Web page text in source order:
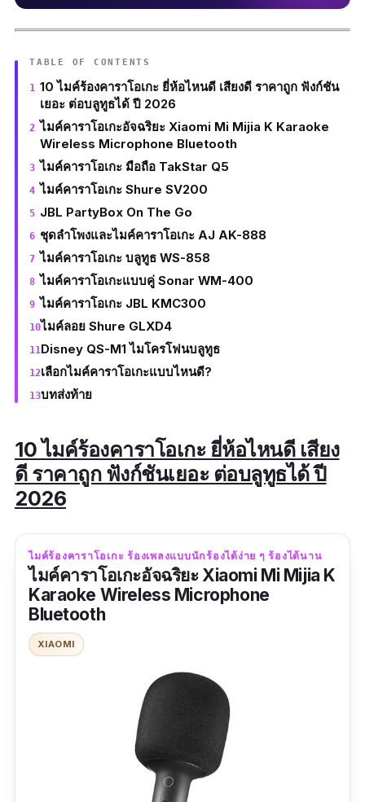
TABLE OF CONTENTS
10 ไมค์ร้องคาราโอเกะ ยี่ห้อไหนดี เสียงดี ราคาถูก ฟังก์ชัน
เยอะ ต่อบลูทูธได้ ปี 2026
ไมค์คาราโอเกะอัจฉริยะ Xiaomi Mi Mijia K Karaoke
Wireless Microphone Bluetooth
ไมค์คาราโอเกะ มือถือ TakStar Q5
ไมค์คาราโอเกะ Shure SV200
JBL PartyBox On The Go
ชุดลำโพงและไมค์คาราโอเกะ AJ AK-888
ไมค์คาราโอเกะ บลูทูธ WS-858
ไมค์คาราโอเกะแบบคู่ Sonar WM-400
ไมค์คาราโอเกะ​ JBL KMC300
ไมค์ลอย Shure GLXD4
Disney QS-M1 ไมโครโฟนบลูทูธ
เลือกไมค์คาราโอเกะแบบไหนดี?
บทส่งท้าย
10 ไมค์ร้องคาราโอเกะ ยี่ห้อไหนดี เสียง
ดี ราคาถูก ฟังก์ชันเยอะ ต่อบลูทูธได้ ปี
2026
ไมค์ร้องคาราโอเกะ ร้องเพลงแบบนักร้องได้ง่าย ๆ ร้องได้นาน
ไมค์คาราโอเกะอัจฉริยะ Xiaomi Mi Mijia K
Karaoke Wireless Microphone
Bluetooth
XIAOMI